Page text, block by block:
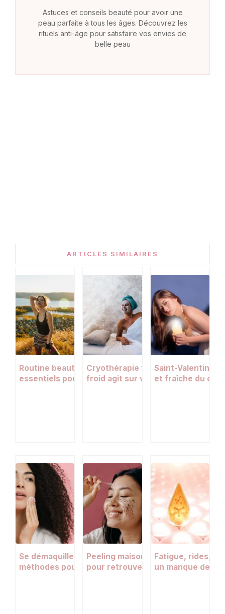
Astuces et conseils beauté pour avoir une
peau parfaite à tous les âges. Découvrez les
rituels anti-âge pour satisfaire vos envies de
belle peau
ARTICLES SIMILAIRES
Routine beauté estivale : 5 gestes
essentiels pour une belle peau tout
Cryothérapie faciale : comment le
froid agit sur votre peau et votre
Saint-Valentin :
et fraîche du
Se démaquiller sans coton : toutes les
méthodes pour une peau nette et
Peeling maison : 3 recettes
pour retrouver de l’éclat en hiver
Fatigue, rides,
un manque de